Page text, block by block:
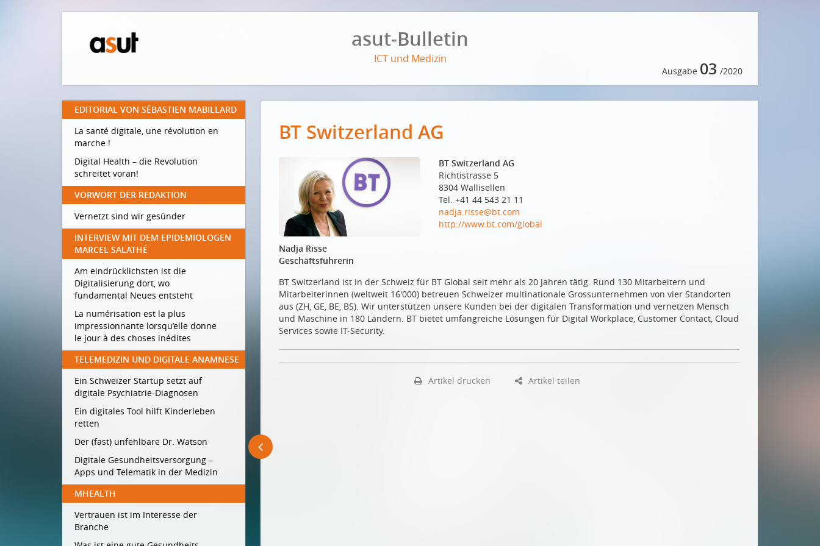
asut-Bulletin
ICT und Medizin
Ausgabe 03 /2020
EDITORIAL VON SÉBASTIEN MABILLARD
La santé digitale, une révolution en
marche !
Digital Health – die Revolution
schreitet voran!
VORWORT DER REDAKTION
Vernetzt sind wir gesünder
INTERVIEW MIT DEM EPIDEMIOLOGEN
MARCEL SALATHÉ
Am eindrücklichsten ist die
Digitalisierung dort, wo
fundamental Neues entsteht
La numérisation est la plus
impressionnante lorsqu’elle donne
le jour à des choses inédites
TELEMEDIZIN UND DIGITALE ANAMNESE
Ein Schweizer Startup setzt auf
digitale Psychiatrie-Diagnosen
Ein digitales Tool hilft Kinderleben
retten
Der (fast) unfehlbare Dr. Watson
Digitale Gesundheitsversorgung –
Apps und Telematik in der Medizin
MHEALTH
Vertrauen ist im Interesse der
Branche
BT Switzerland AG
Nadja Risse
Geschäftsführerin
BT Switzerland AG
Richtistrasse 5
8304 Wallisellen
Tel. +41 44 543 21 11
nadja.risse@bt.com
http://www.bt.com/global
BT Switzerland ist in der Schweiz für BT Global seit mehr als 20 Jahren tätig. Rund 130 Mitarbeitern und
Mitarbeiterinnen (weltweit 16'000) betreuen Schweizer multinationale Grossunternehmen von vier Standorten
aus (ZH, GE, BE, BS). Wir unterstützen unsere Kunden bei der digitalen Transformation und vernetzen Mensch
und Maschine in 180 Ländern. BT bietet umfangreiche Lösungen für Digital Workplace, Customer Contact, Cloud
Services sowie IT-Security.
Artikel drucken Artikel teilen